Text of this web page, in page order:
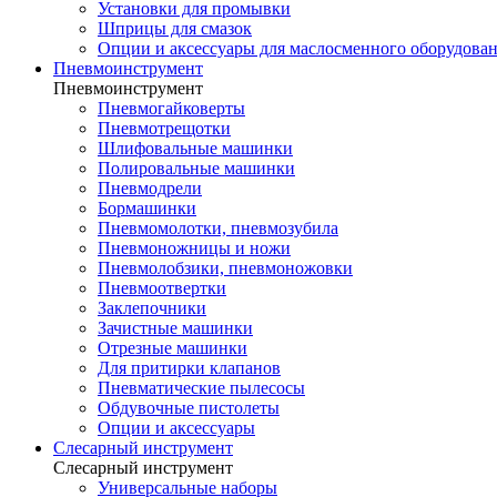
Установки для промывки
Шприцы для смазок
Опции и аксессуары для маслосменного
Пневмоинструмент
Пневмоинструмент
Пневмогайковерты
Пневмотрещотки
Шлифовальные машинки
Полировальные машинки
Пневмодрели
Бормашинки
Пневмомолотки, пневмозубила
Пневмоножницы и ножи
Пневмолобзики, пневмоножовки
Пневмоотвертки
Заклепочники
Зачистные машинки
Отрезные машинки
Для притирки клапанов
Пневматические пылесосы
Обдувочные пистолеты
Опции и аксессуары
Слесарный инструмент
Слесарный инструмент
Универсальные наборы